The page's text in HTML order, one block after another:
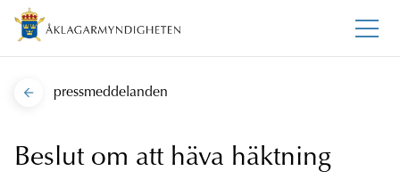
pressmeddelanden
Beslut om att häva häktning